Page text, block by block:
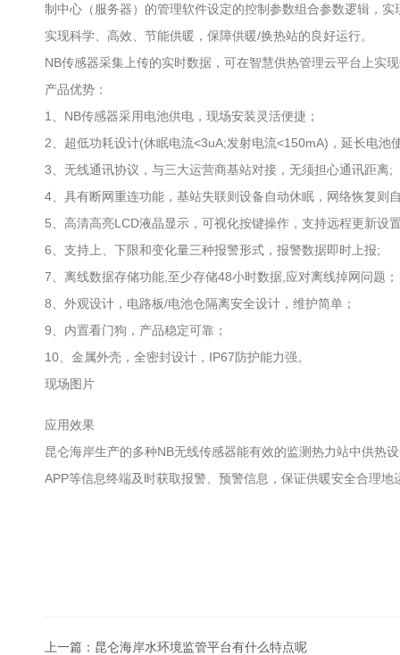
制中心（服务器）的管理软件设定的控制参数组合参数逻辑，
实现科学、高效、节能供暖，保障供暖/换热站的良好运行。
NB传感器采集上传的实时数据，可在智慧供热管理云平台上实
产品优势：
1、NB传感器采用电池供电，现场安装灵活便捷；
2、超低功耗设计(休眠电流<3uA;发射电流<150mA)，延长电池
3、无线通讯协议，与三大运营商基站对接，无须担心通讯距离;
4、具有断网重连功能，基站失联则设备自动休眠，网络恢复则
5、高清高亮LCD液晶显示，可视化按键操作，支持远程更新设
6、支持上、下限和变化量三种报警形式，报警数据即时上报;
7、离线数据存储功能,至少存储48小时数据,应对离线掉网问题；
8、外观设计，电路板/电池仓隔离安全设计，维护简单；
9、内置看门狗，产品稳定可靠；
10、金属外壳，全密封设计，IP67防护能力强。
现场图片
应用效果
昆仑海岸生产的多种NB无线传感器能有效的监测热力站中供热
APP等信息终端及时获取报警、预警信息，保证供暖安全合理
上一篇： 昆仑海岸水环境监管平台有什么特点呢